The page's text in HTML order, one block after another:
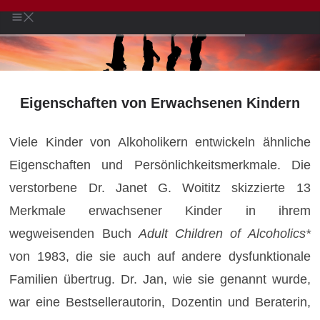
Eigenschaften von Erwachsenen Kindern
Viele Kinder von Alkoholikern entwickeln ähnliche
Eigenschaften und Persönlichkeitsmerkmale. Die
verstorbene Dr. Janet G. Woititz skizzierte 13
Merkmale erwachsener Kinder in ihrem
wegweisenden BuchAdult Children of Alcoholics*
von 1983, die sie auch auf andere dysfunktionale
Familien übertrug. Dr. Jan, wie sie genannt wurde,
war eine Bestsellerautorin, Dozentin und Beraterin,